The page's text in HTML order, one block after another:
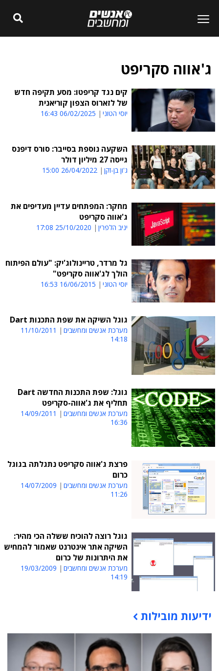
ג'אווה סקריפט
קים נגד קריפטו: מסע תקיפה חדש
של לזארוס הצפון קוריאנית
יוסי הטוני 06/02/2025 16:43
השקעה נוספת בסייבר: סורס דיפנס
גייסה 27 מיליון דולר
ג'ון בן-זקן 26/04/2022 15:00
מחקר: המפתחים עדיין מעדיפים את
ג'אווה סקריפט
יניב הלפרין 25/10/2020 17:08
גל מרדר, טריינולוג'יק: "עולם הפיתוח
הולך לג'אווה סקריפט"
יוסי הטוני 16/06/2015 16:53
גוגל השיקה את שפת התכנות Dart
מערכת אנשים ומחשבים
11/10/2011
14:18
גוגל: שפת התכנות החדשה Dart
תחליף את ג'אווה-סקריפט
מערכת אנשים ומחשבים
14/09/2011
16:36
פרצת ג'אווה סקריפט נתגלתה בגוגל
כרום
מערכת אנשים ומחשבים
14/07/2009
11:26
גוגל רוצה להוכיח ששלה הכי מהיר:
השיקה אתר אינטרנט שאמור להמחיש
את היתרונות של כרום
מערכת אנשים ומחשבים
19/03/2009
14:19
תוכן פרסומי
ידיעות מובילות